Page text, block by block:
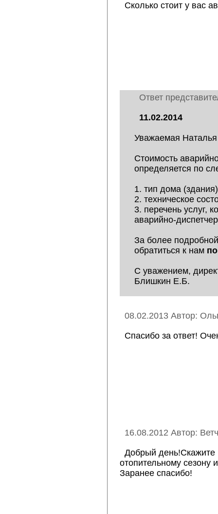
Сколько стоит у вас
Ответ
11.02.2014
Уважаемая Наталья
Стоимость
определяется по
1. тип дома (здания)
2. техническое
3. перечень услуг,
аварийно-
За более
обратиться к нам
С уважением,
Блишкин Е.Б.
08.02.2013 Автор:
Спасибо за ответ!
16.08.2012 Автор:
Добрый день!Скажите
отопительному сезону
Заранее спасибо!